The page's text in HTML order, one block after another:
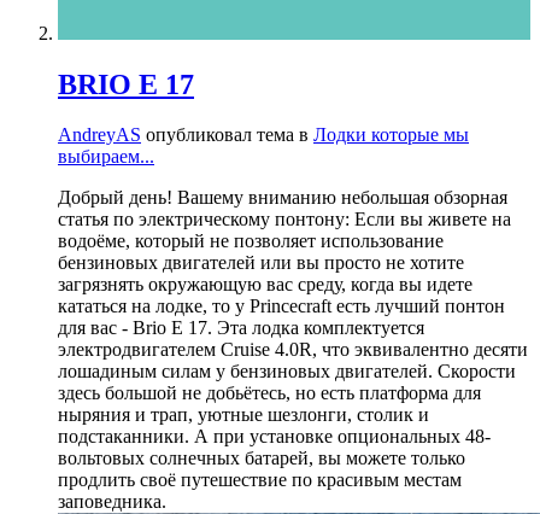
BRIO E 17
AndreyAS опубликовал тема в Лодки которые мы
выбираем...
Добрый день! Вашему вниманию небольшая обзорная
статья по электрическому понтону: Если вы живете на
водоёме, который не позволяет использование
бензиновых двигателей или вы просто не хотите
загрязнять окружающую вас среду, когда вы идете
кататься на лодке, то у Princecraft есть лучший понтон
для вас - Brio E 17. Эта лодка комплектуется
электродвигателем Cruise 4.0R, что эквивалентно десяти
лошадиным силам у бензиновых двигателей. Скорости
здесь большой не добьётесь, но есть платформа для
ныряния и трап, уютные шезлонги, столик и
подстаканники. А при установке опциональных 48-
вольтовых солнечных батарей, вы можете только
продлить своё путешествие по красивым местам
заповедника.